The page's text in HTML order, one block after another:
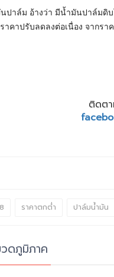
ปาล์ม อ้างว่า มีน้ำมันปาล์มดิ
าคาปรับลดลงต่อเนื่อง จากร
ติดต
ราคาตกต่ำ ปาล์มน้ำมัน
ดภูมิภาค